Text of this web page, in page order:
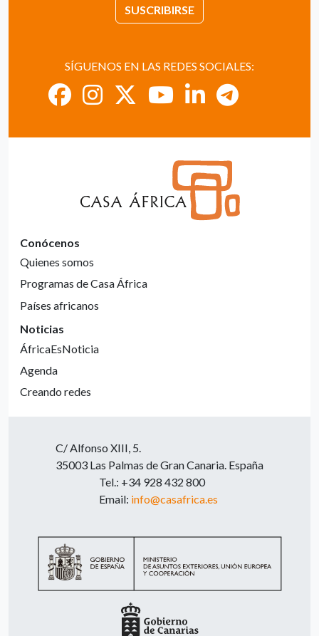
SUSCRIBIRSE
SÍGUENOS EN LAS REDES SOCIALES:
Conócenos
Quienes somos
Programas de Casa África
Países africanos
Noticias
ÁfricaEsNoticia
Agenda
Creando redes
C/ Alfonso XIII, 5.
35003 Las Palmas de Gran Canaria. España
Tel.: +34 928 432 800
Email: info@casafrica.es